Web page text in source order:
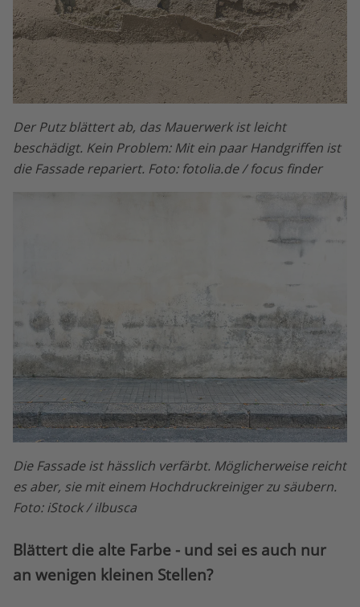
Der Putz blättert ab, das Mauerwerk ist leicht
beschädigt. Kein Problem: Mit ein paar Handgriffen ist
die Fassade repariert. Foto: fotolia.de / focus finder
Die Fassade ist hässlich verfärbt. Möglicherweise reicht
es aber, sie mit einem Hochdruckreiniger zu säubern.
Foto: iStock / ilbusca
Blättert die alte Farbe - und sei es auch nur
an wenigen kleinen Stellen?